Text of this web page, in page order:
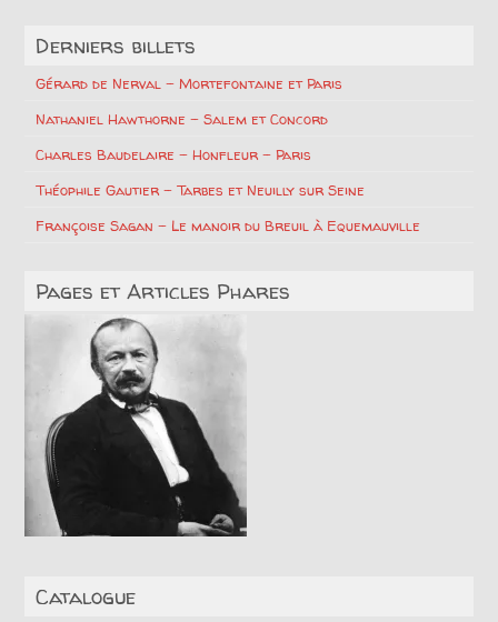
Derniers billets
Gérard de Nerval – Mortefontaine et Paris
Nathaniel Hawthorne – Salem et Concord
Charles Baudelaire – Honfleur – Paris
Théophile Gautier – Tarbes et Neuilly sur Seine
Françoise Sagan – Le manoir du Breuil à Equemauville
Pages et Articles Phares
Catalogue